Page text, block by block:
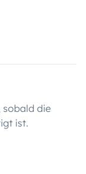
sobald die
ist.